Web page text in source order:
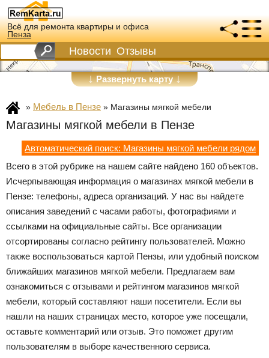
Всё для ремонта квартиры и офиса
Пенза
Новости Отзывы
↓Развернуть карту↓
» Мебель в Пензе » Магазины мягкой мебели
Магазины мягкой мебели в Пензе
Автоматический поиск: Магазины мягкой мебели рядом
Всего в этой рубрике на нашем сайте найдено 160 объектов.
Исчерпывающая информация о магазинах мягкой мебели в
Пензе: телефоны, адреса организаций. У нас вы найдете
описания заведений с часами работы, фотографиями и
ссылками на официальные сайты. Все организации
отсортированы согласно рейтингу пользователей. Можно
также воспользоваться картой Пензы, или удобный поиском
ближайших магазинов мягкой мебели. Предлагаем вам
ознакомиться с отзывами и рейтингом магазинов мягкой
мебели, который составляют наши посетители. Если вы
нашли на наших страницах место, которое уже посещали,
оставьте комментарий или отзыв. Это поможет другим
пользователям в выборе качественного сервиса.